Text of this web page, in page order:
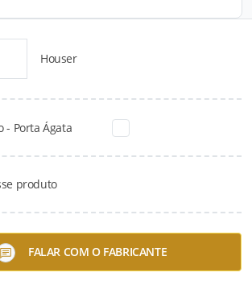
Houser
- Porta Ágata
produto
FALAR COM O FABRICANTE
para Download